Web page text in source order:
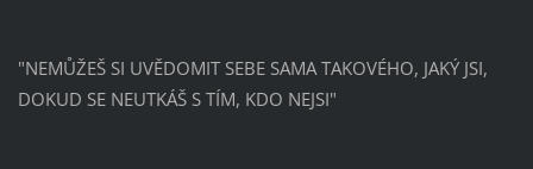
"NEMŮŽEŠ SI UVĚDOMIT SEBE SAMA TAKOVÉHO, JAKÝ JSI,
DOKUD SE NEUTKÁŠ S TÍM, KDO NEJSI"